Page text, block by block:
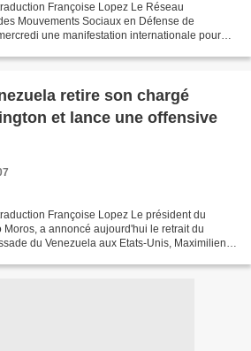
Françoise Lopez Le Réseau
Mouvements Sociaux en Défense de
une manifestation internationale pour
retire son chargé
et lance une offensive
Françoise Lopez Le président du
a annoncé aujourd'hui le retrait du
du Venezuela aux Etats-Unis, Maximilien